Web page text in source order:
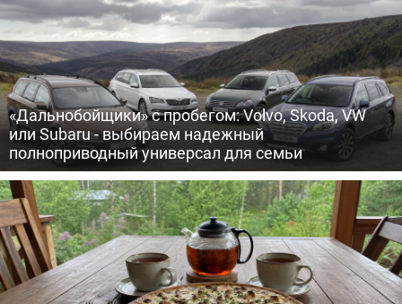
«Дальнобойщики» с пробегом: Volvo, Skoda, VW
или Subaru - выбираем надежный
полноприводный универсал для семьи